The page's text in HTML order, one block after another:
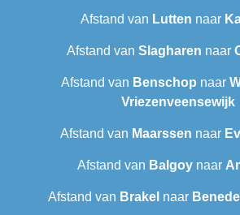
Afstand van Lutten naar
Afstand van Slagharen naar
Afstand van Benschop naar
Vriezenveensewijk
Afstand van Maarssen naar
Afstand van Balgoy naar
Afstand van Brakel naar